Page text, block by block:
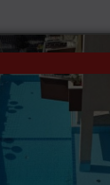
embrasser par
!